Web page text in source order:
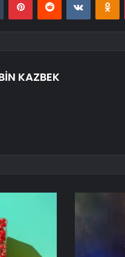
KAZBEK